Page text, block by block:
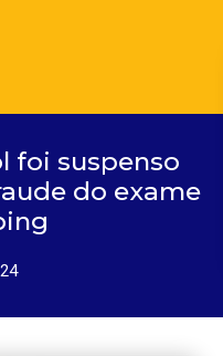
foi suspenso
do exame